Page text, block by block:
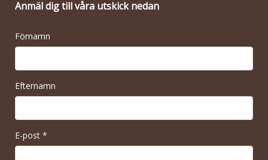
Anmäl dig till våra utskick nedan
Förnamn
Efternamn
E-post *